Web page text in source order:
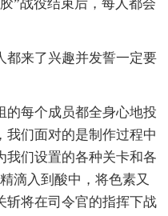
”战役结束后，每人都会
都来了兴趣并发誓一定要
的每个成员都全身心地投
我们面对的是制作过程中
我们设置的各种关卡和各
滴入到酸中，将色素又
斩将在司令官的指挥下战